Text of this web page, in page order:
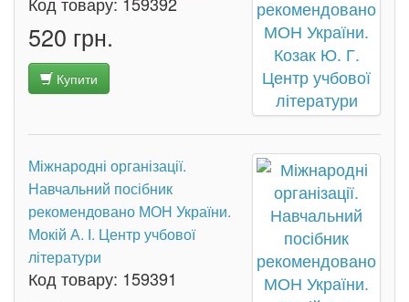
520 грн.
Купити
Міжнародні організації.
Навчальний посібник
рекомендовано МОН України.
Мокій А. І. Центр учбової
літератури
Код товару: 159391